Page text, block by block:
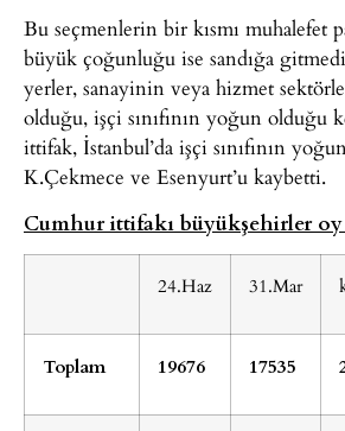
Bu seçmenlerin bir kısmı muhalefet
büyük çoğunluğu ise sandığa
yerler, sanayinin veya hizmet
olduğu, işçi sınıfının yoğun olduğu
ittifak, İstanbul’da işçi sınıfının
K.Çekmece ve Esenyurt’u kaybetti.
Cumhur ittifakı büyükşehirler
24.Haz 31.Mar
Toplam 19676 17535